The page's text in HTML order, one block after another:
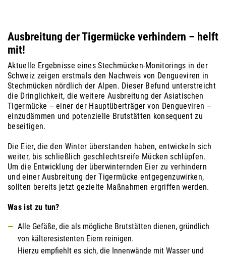
Ausbreitung der Tigermücke verhindern – helft
mit!
Aktuelle Ergebnisse eines Stechmücken-Monitorings in der
Schweiz zeigen erstmals den Nachweis von Dengueviren in
Stechmücken nördlich der Alpen. Dieser Befund unterstreicht
die Dringlichkeit, die weitere Ausbreitung der Asiatischen
Tigermücke – einer der Hauptüberträger von Dengueviren –
einzudämmen und potenzielle Brutstätten konsequent zu
beseitigen.
Die Eier, die den Winter überstanden haben, entwickeln sich
weiter, bis schließlich geschlechtsreife Mücken schlüpfen.
Um die Entwicklung der überwinternden Eier zu verhindern
und einer Ausbreitung der Tigermücke entgegenzuwirken,
sollten bereits jetzt gezielte Maßnahmen ergriffen werden.
Was ist zu tun?
Alle Gefäße, die als mögliche Brutstätten dienen, gründlich
von kälteresistenten Eiern reinigen.
Hierzu empfiehlt es sich, die Innenwände mit Wasser und